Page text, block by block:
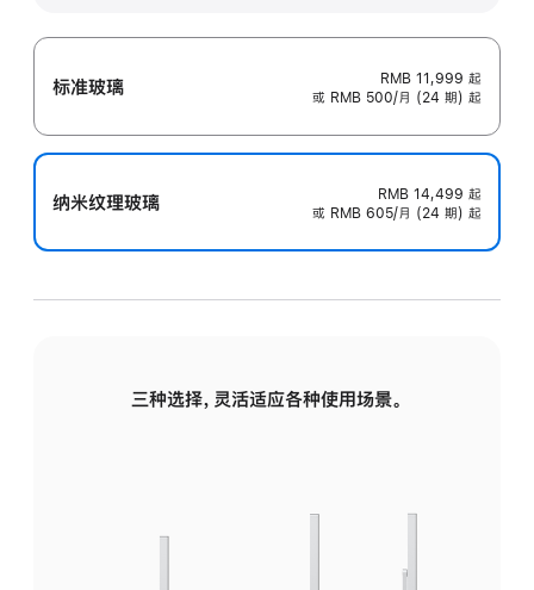
标准玻璃 RMB 11,999 起
或 RMB 500/月 (24 期) 起
纳米纹理玻璃 RMB 14,499 起
或 RMB 605/月 (24 期) 起
三种选择，灵活适应各种使用场景。